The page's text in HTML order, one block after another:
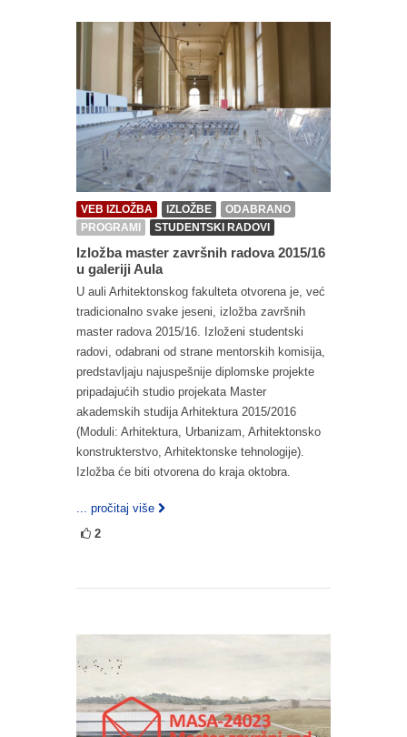
VEB IZLOŽBA IZLOŽBE
ODABRANO
PROGRAMI
STUDENTSKI RADOVI
Izložba master završnih radova 2015/16
u galeriji Aula
U auli Arhitektonskog fakulteta otvorena je, već
tradicionalno svake jeseni, izložba završnih
master radova 2015/16. Izloženi studentski
radovi, odabrani od strane mentorskih komisija,
predstavljaju najuspešnije diplomske projekte
pripadajućih studio projekata Master
akademskih studija Arhitektura 2015/2016
(Moduli: Arhitektura, Urbanizam, Arhitektonsko
konstrukterstvo, Arhitektonske tehnologije).
Izložba će biti otvorena do kraja oktobra.
... pročitaj više
2